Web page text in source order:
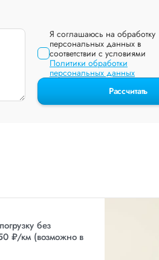
Я соглашаюсь на обработку
персональных данных в
соответствии с условиями
Политики обработки
персональных данных
Рассчитать
без
₽/км (возможно в